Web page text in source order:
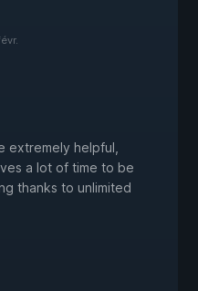
extremely helpful,
a lot of time to be
thanks to unlimited